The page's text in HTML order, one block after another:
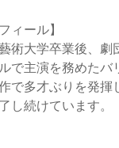
ィール】
術大学卒業後、劇
で主演を務めたバ
で多才ぶりを発揮
し続けています。